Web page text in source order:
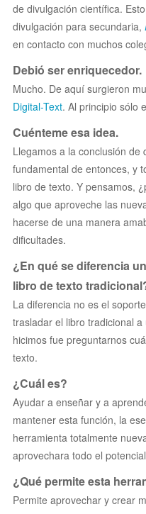
de divulgación científica.
divulgación para secundaria,
en contacto con muchos
Debió ser enriquecedor.
Mucho. De aquí surgieron
Digital-Text. Al principio sólo
Cuénteme esa idea.
Llegamos a la conclusión de
fundamental de entonces, y
libro de texto. Y pensamos,
algo que aproveche las
hacerse de una manera
dificultades.
¿En qué se diferencia
libro de texto
La diferencia no es el
trasladar el libro tradicional
hicimos fue preguntarnos
texto.
¿Cuál es?
Ayudar a enseñar y a
mantener esta función, la
herramienta totalmente
aprovechara todo el
¿Qué permite esta
Permite aprovechar y crear